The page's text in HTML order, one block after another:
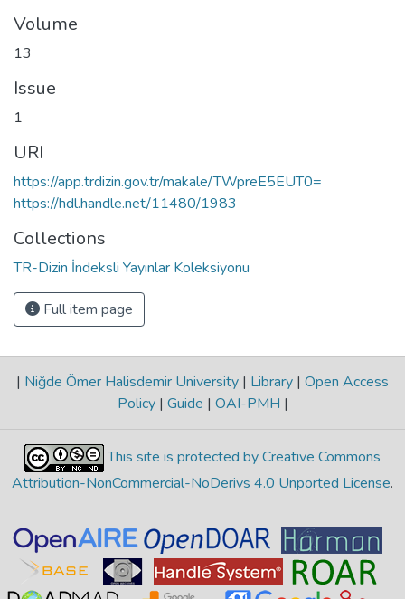
Volume
13
Issue
1
URI
https://app.trdizin.gov.tr/makale/TWpreE5EUT0=
https://hdl.handle.net/11480/1983
Collections
TR-Dizin İndeksli Yayınlar Koleksiyonu
Full item page
| Niğde Ömer Halisdemir University | Library | Open Access
Policy | Guide | OAI-PMH |
This site is protected by Creative Commons
Attribution-NonCommercial-NoDerivs 4.0 Unported License.